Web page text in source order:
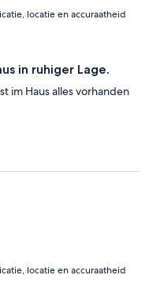
locatie en accuraatheid
in ruhiger Lage.
im Haus alles vorhanden
locatie en accuraatheid